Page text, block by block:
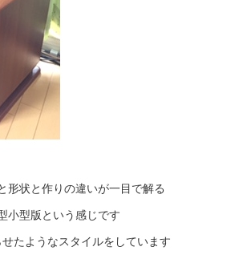
形状と作りの違いが一目で解る
小型版という感じです
たようなスタイルをしています